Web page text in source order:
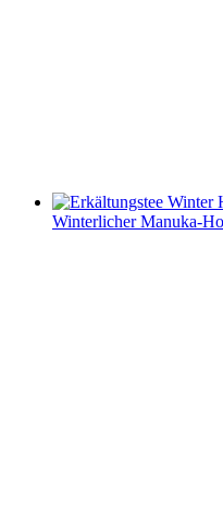
Winterlicher Manuka-